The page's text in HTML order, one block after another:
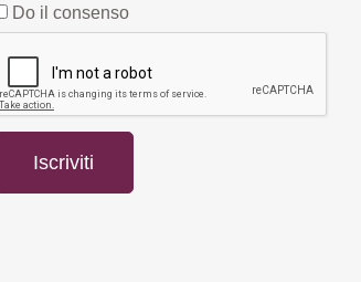
Do il consenso